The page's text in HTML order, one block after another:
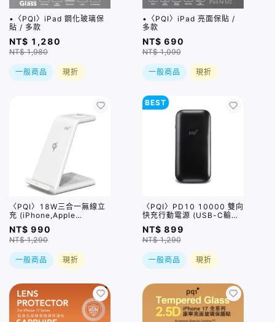
•〈PQI〉iPad 鋼化玻璃保
貼 / 多款
NT$ 1,280
NT$ 1,980
一般商品 現折
•〈PQI〉iPad 亮面保貼 /
多款
NT$ 690
NT$ 1,090
一般商品 現折
〈PQI〉18W三合一無線立
充 (iPhone,Apple
Watch,AiroPds適用)
NT$ 990
NT$ 1,290
一般商品 現折
BEST
〈PQI〉PD10 10000 雙向
快充行動電源 (USB-C輸出/
輸入，雙孔輸出，單孔輸出
20W大電流)
NT$ 899
NT$ 1,290
一般商品 現折